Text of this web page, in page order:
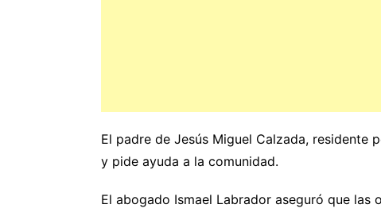
El padre de Jesús Miguel Calzada, residente
y pide ayuda a la comunidad.
El abogado Ismael Labrador aseguró que las